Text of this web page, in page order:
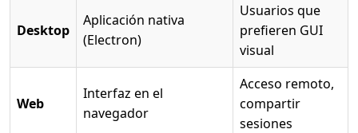
Desktop
Aplicación nativa
(Electron)
Usuarios que
prefieren GUI
visual
Web
Interfaz en el
navegador
Acceso remoto,
compartir
sesiones